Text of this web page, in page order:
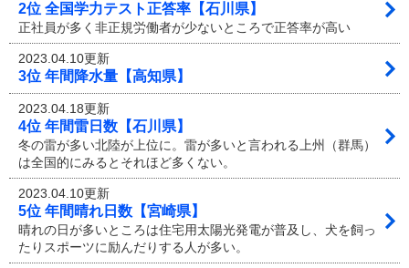
2位 全国学力テスト正答率【石川県】
正社員が多く非正規労働者が少ないところで正答率が高い
2023.04.10更新
3位 年間降水量【高知県】
2023.04.18更新
4位 年間雷日数【石川県】
冬の雷が多い北陸が上位に。雷が多いと言われる上州（群馬）
は全国的にみるとそれほど多くない。
2023.04.10更新
5位 年間晴れ日数【宮崎県】
晴れの日が多いところは住宅用太陽光発電が普及し、犬を飼っ
たりスポーツに励んだりする人が多い。